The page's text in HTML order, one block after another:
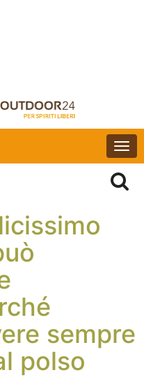
sempre
polso